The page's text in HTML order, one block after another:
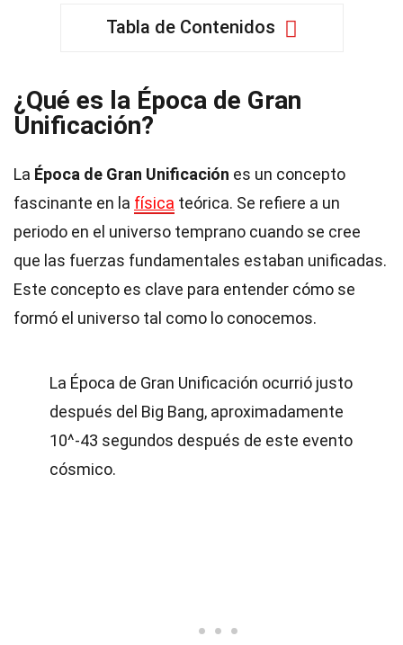
Tabla de Contenidos
¿Qué es la Época de Gran
Unificación?
La Época de Gran Unificación es un concepto
fascinante en la física teórica. Se refiere a un
periodo en el universo temprano cuando se cree
que las fuerzas fundamentales estaban unificadas.
Este concepto es clave para entender cómo se
formó el universo tal como lo conocemos.
La Época de Gran Unificación ocurrió justo
después del Big Bang, aproximadamente
10^-43 segundos después de este evento
cósmico.